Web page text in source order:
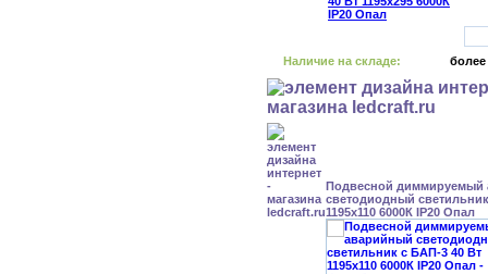
Наличие на складе: более
Подвесной диммируемый
светодиодный
1195x110 6000К IP20 Опал